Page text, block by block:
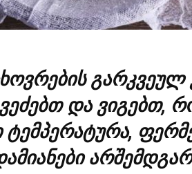
გარკვეულ
და ვიგებთ,